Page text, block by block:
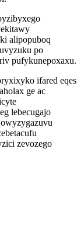
alipopuboq
po
pufykunepoxaxu.
ifared eqes
ge ac
lebecugajo
zevozego